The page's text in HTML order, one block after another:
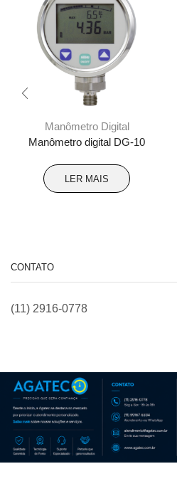
Manômetro Digital
Manômetro digital DG-10
LER MAIS
CONTATO
(11) 2916-0778